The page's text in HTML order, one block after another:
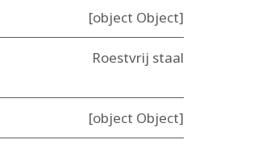
[object Object]
Roestvrij staal
[object Object]